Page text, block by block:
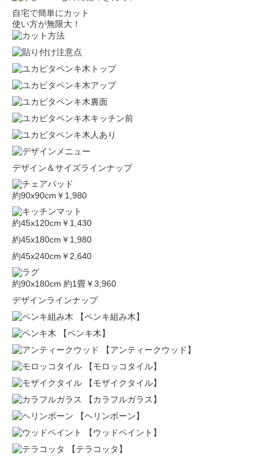
自宅で簡単にカット
使い方が無限大！
デザイン＆サイズラインナップ
約90x90cm ￥1,980
約45x120cm ￥1,430
約45x180cm ￥1,980
約45x240cm ￥2,640
約90x180cm 約1畳￥3,960
デザインラインナップ
【ペンキ組み木】
【ペンキ木】
【アンティークウッド】
【モロッコタイル】
【モザイクタイル】
【カラフルガラス】
【ヘリンボーン】
【ウッドペイント】
【テラコッタ】